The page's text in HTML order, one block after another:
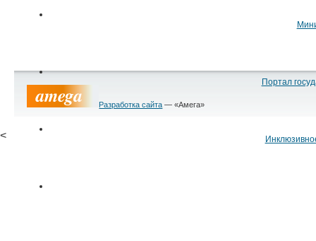
Портал
Разработка сайта — «Амега»
<